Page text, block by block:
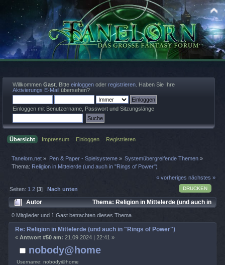
Willkommen Gast . Bitte einloggen oder registrieren . Haben Sie Ihre
Aktivierungs E-Mail übersehen?
Einloggen mit Benutzername, Passwort und Sitzungslänge
Übersicht Impressum Einloggen Registrieren
Tanelorn.net » Pen & Paper - Spielsysteme» Systemübergreifende Themen »
Thema: Religion in Mittelerde (und auch in "Rings of Power")
« vorheriges nächstes »
DRUCKEN
Seiten: 1 2 [3]Nach unten
Autor
Thema: Religion in Mittelerde (und auch in
"Rings of Power") (Gelesen 6048 mal)
0 Mitglieder und 1 Gast betrachten dieses Thema.
nobody@home
Username: nobody@home
Re: Religion in Mittelerde (und auch in "Rings of Power")
« Antwort #50 am: 21.09.2024 | 22:41 »